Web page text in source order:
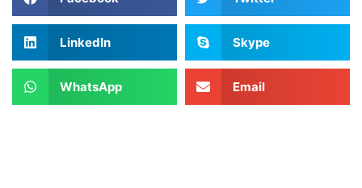
LinkedIn Skype
WhatsApp Email